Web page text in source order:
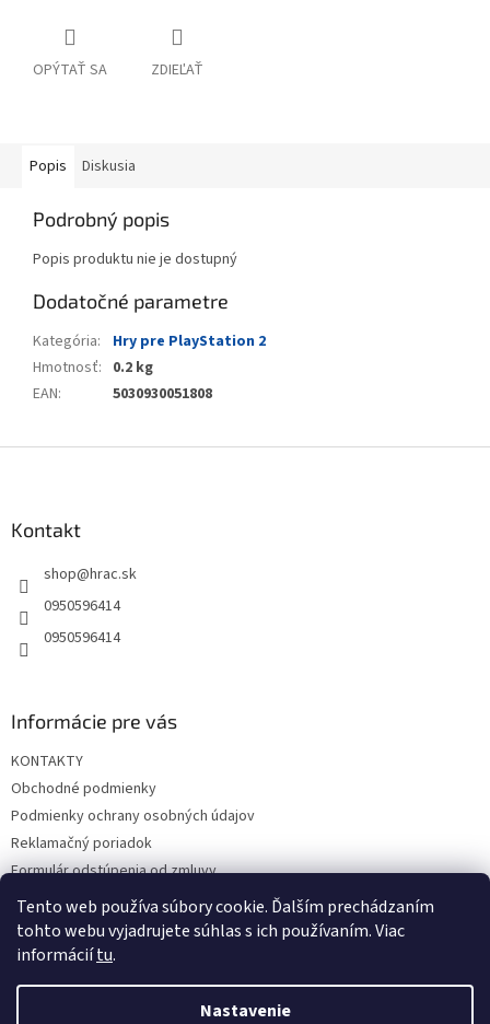
Tento web používa súbory cookie. Ďalším prechádzaním
tohto webu vyjadrujete súhlas s ich používaním. Viac
informáciítu.
Nastavenie
OPÝTAŤ SA ZDIEĽAŤ
Popis Diskusia
Podrobný popis
Popis produktu nie je dostupný
Dodatočné parametre
Kategória:
Hry pre PlayStation 2
Hmotnosť: 0.2 kg
EAN: 5030930051808
Kontakt
shop@hrac.sk
0950596414
0950596414
Informácie pre vás
KONTAKTY
Obchodné podmienky
Podmienky ochrany osobných údajov
Reklamačný poriadok
Formulár odstúpenia od zmluvy
Reklamačný formulár